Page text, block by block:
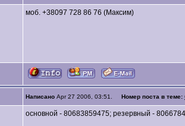
моб. +38097 728 86 76 (Максим)
Написано Apr 27 2006, 03:51. Номер поста в теме:
основной - 80683859475; резервный -